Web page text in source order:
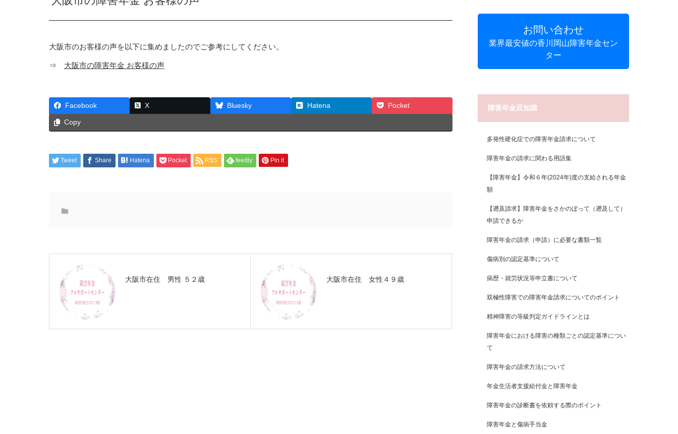
大阪市のお客様の声を以下に集めましたのでご参考にしてください。
⇒ 大阪市の障害年金 お客様の声
Facebook X Bluesky Hatena Pocket
Copy
Tweet Share Hatena Pocket RSS feedly Pin it
大阪市在住 男性 ５２歳 大阪市在住 女性４９歳
お問い合わせ
業界最安値の香川岡山障害年金セン
ター
障害年金豆知識
多発性硬化症での障害年金請求について
障害年金の請求に関わる用語集
【障害年金】令和６年(2024年)度の支給される年金
額
【遡及請求】障害年金をさかのぼって（遡及して）
申請できるか
障害年金の請求（申請）に必要な書類一覧
傷病別の認定基準について
病歴・就労状況等申立書について
双極性障害での障害年金請求についてのポイント
精神障害の等級判定ガイドラインとは
障害年金における障害の種類ごとの認定基準につい
て
障害年金の請求方法について
年金生活者支援給付金と障害年金
障害年金の診断書を依頼する際のポイント
障害年金と傷病手当金